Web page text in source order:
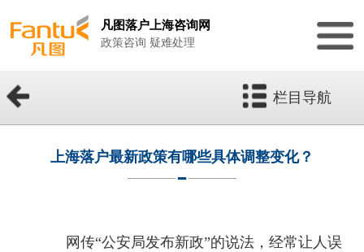
凡图落户上海咨询网
政策咨询 疑难处理
栏目导航
上海落户最新政策有哪些具体调整变化？
网传“公安局发布新政”的说法，经常让人误